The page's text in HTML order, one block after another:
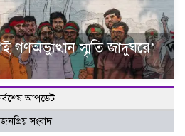
গণঅভ্যুত্থান স্মৃতি জাদুঘরে’
আপডেট
জনপ্রিয় সংবাদ